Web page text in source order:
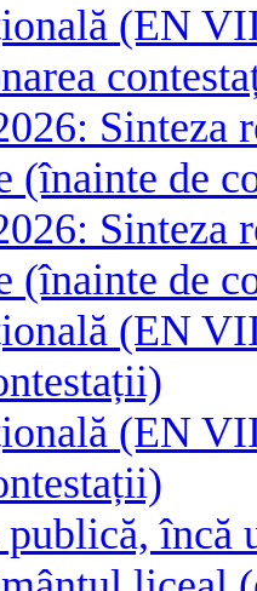
(EN
(înainte de
(înainte de
(EN
(EN
încă